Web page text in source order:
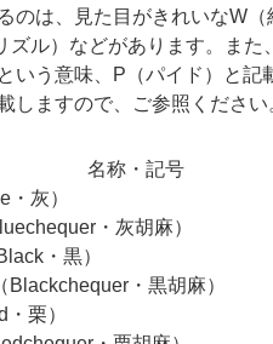
のは、見た目がきれいなW
ズル）などがあります。また
いう意味、P（パイド）と
しますので、ご参照ください
名称・記号
・灰）
・灰胡麻）
・黒）
Blackchequer・黒胡麻）
栗）